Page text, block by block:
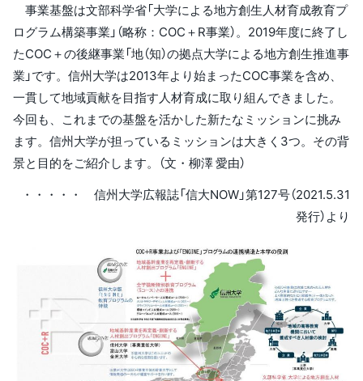
事業基盤は文部科学省「大学による地方創生人材育成教育プ
ログラム構築事業」（略称：COC＋R事業）。2019年度に終了し
たCOC＋の後継事業「地（知）の拠点大学による地方創生推進事
業」です。信州大学は2013年より始まったCOC事業を含め、
一貫して地域貢献を目指す人材育成に取り組んできました。
今回も、これまでの基盤を活かした新たなミッションに挑み
ます。信州大学が担っているミッションは大きく3つ。その背
景と目的をご紹介します。（文・柳澤 愛由）
・・・・・ 信州大学広報誌「信大NOW」第127号（2021.5.31
発行）より